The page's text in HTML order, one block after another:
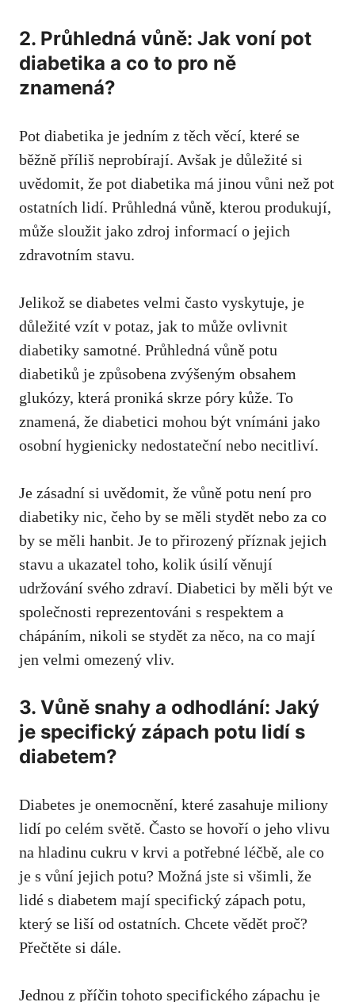
2. Průhledná vůně: Jak voní ⁤pot‌
diabetika a⁢ co to pro ně
znamená?
Pot diabetika je jedním ⁤z těch věcí, které ⁢se
⁤běžně‌ příliš neprobírají. Avšak je důležité si
uvědomit, že pot diabetika⁤ má jinou vůni⁢ než pot
ostatních lidí. Průhledná vůně, kterou produkují,
⁣může sloužit jako zdroj‍ informací⁢ o jejich
zdravotním stavu. ⁣
Jelikož se diabetes ⁤velmi často vyskytuje, je
⁣důležité vzít v potaz, ⁤jak to může⁤ ovlivnit
diabetiky ⁤samotné. Průhledná vůně⁣ potu⁣
diabetiků je způsobena ⁤zvýšeným obsahem
glukózy, která proniká ‍skrze póry kůže. To
znamená, že⁢ diabetici mohou být vnímáni​ jako
osobní hygienicky nedostateční nebo necitliví.
Je zásadní ‌si uvědomit, že vůně ​potu není⁤ pro
diabetiky nic,‌ čeho by se měli‍ stydět ​nebo za co
by se ⁤měli hanbit. Je to‍ přirozený ‌příznak jejich
‌stavu ⁢a ukazatel toho, kolik úsilí⁤ věnují⁣
udržování​ svého ‌zdraví. Diabetici by měli⁢ být ve⁣
společnosti reprezentováni s respektem a
chápáním, nikoli‌ se‌ stydět⁣ za⁤ něco, na co mají
jen‌ velmi‍ omezený vliv.
3. Vůně ⁢snahy a odhodlání: Jaký
je specifický zápach potu lidí s​
diabetem?
Diabetes ⁣je onemocnění, které zasahuje miliony
lidí po celém světě.‍ Často se hovoří o jeho vlivu
na​ hladinu cukru‍ v krvi a ⁣potřebné‍ léčbě, ale co
je ⁤s vůní jejich potu? Možná jste si ‌všimli, že
lidé⁣ s diabetem ‌mají specifický zápach potu,
který se liší​ od ostatních.⁤ Chcete ​vědět proč?
Přečtěte si⁣ dále.
Jednou z ⁤příčin tohoto ⁢specifického zápachu je